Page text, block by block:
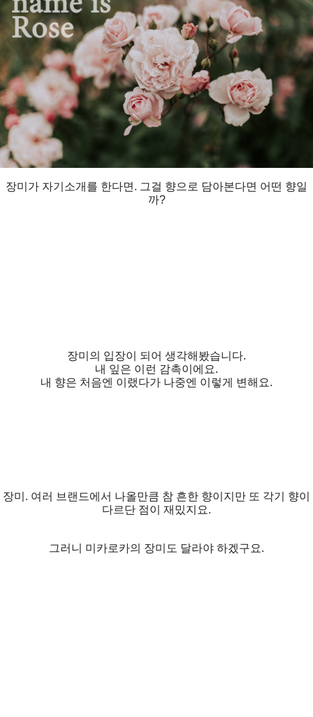
장미가 자기소개를 한다면. 그걸 향으로 담아본다면 어떤 향일
까?
장미의 입장이 되어 생각해봤습니다.
내 잎은 이런 감촉이에요.
내 향은 처음엔 이랬다가 나중엔 이렇게 변해요.
장미. 여러 브랜드에서 나올만큼 참 흔한 향이지만 또 각기 향이
다르단 점이 재밌지요.
그러니 미카로카의 장미도 달라야 하겠구요.